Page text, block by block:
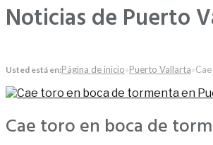
Noticias de Puerto
Usted está en:Página de inicio»Puerto Vallarta»
Cae toro en boca de